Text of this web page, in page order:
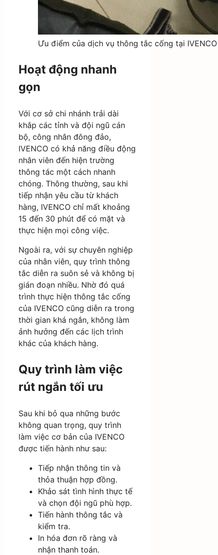
Ưu điểm của dịch vụ thông tắc cống tại IVENCO
Hoạt động nhanh
gọn
Với cơ sở chi nhánh trải dài
khắp các tỉnh và đội ngũ cán
bộ, công nhân đông đảo,
IVENCO có khả năng điều động
nhân viên đến hiện trường
thông tác một cách nhanh
chóng. Thông thường, sau khi
tiếp nhận yêu cầu từ khách
hàng, IVENCO chỉ mất khoảng
15 đến 30 phút để có mặt và
thực hiện mọi công việc.
Ngoài ra, với sự chuyên nghiệp
của nhân viên, quy trình thông
tắc diễn ra suôn sẻ và không bị
gián đoạn nhiều. Nhờ đó quá
trình thực hiện thông tắc cống
của IVENCO cũng diễn ra trong
thời gian khá ngắn, không làm
ảnh hưởng đến các lịch trình
khác của khách hàng.
Quy trình làm việc
rút ngắn tối ưu
Sau khi bỏ qua những bước
không quan trọng, quy trình
làm việc cơ bản của IVENCO
được tiến hành như sau:
Tiếp nhận thông tin và
thỏa thuận hợp đồng.
Khảo sát tình hình thực tế
và chọn đội ngũ phù hợp.
Tiến hành thông tắc và
kiểm tra.
In hóa đơn rõ ràng và
nhận thanh toán.